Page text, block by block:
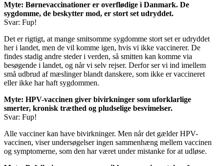
Myte: Børnevaccinationer er overflødige i Danmark. De
sygdomme, de beskytter mod, er stort set udryddet.
Svar: Fup!
Det er rigtigt, at mange smitsomme sygdomme stort set er udryddet
her i landet, men de vil komme igen, hvis vi ikke vaccinerer. De
findes stadig andre steder i verden, så smitten kan komme via
besøgende i landet, og når vi selv rejser. Derfor ser vi ind imellem
små udbrud af mæslinger blandt danskere, som ikke er vaccineret
eller ikke har haft sygdommen.
Myte: HPV-vaccinen giver bivirkninger som uforklarlige
smerter, kronisk træthed og pludselige besvimelser.
Svar: Fup!
Alle vacciner kan have bivirkninger. Men når det gælder HPV-
vaccinen, viser undersøgelser ingen sammenhæng mellem vaccinen
og symptomerne, som den har været under mistanke for at udløse.